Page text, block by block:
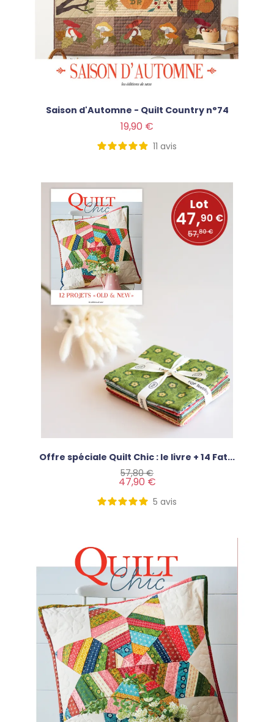
Saison d'Automne - Quilt Country n°74
19,90 €
11 avis
Offre spéciale Quilt Chic : le livre + 14 Fat...
57,80 €
47,90 €
5 avis